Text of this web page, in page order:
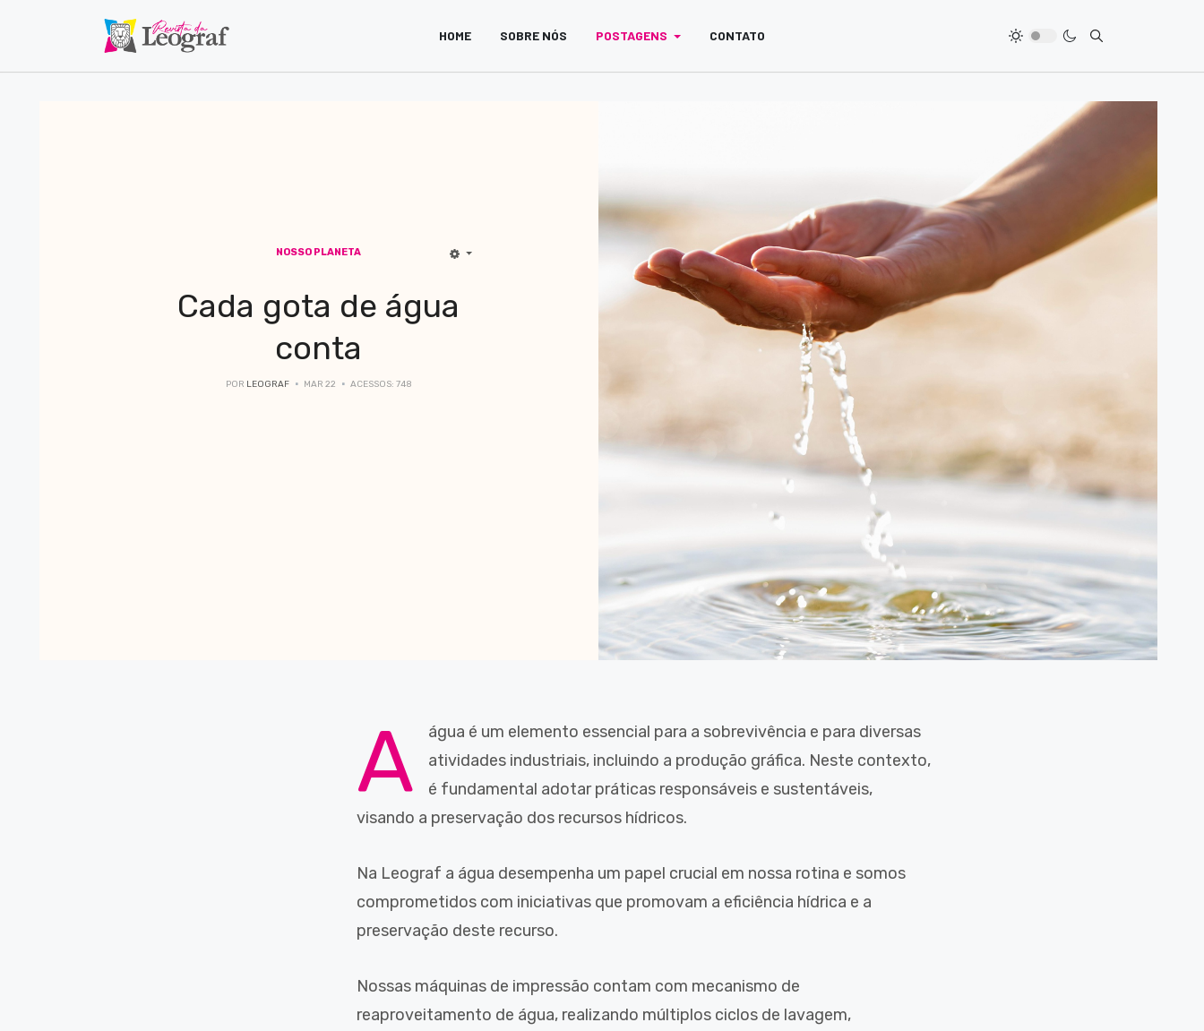
HOME SOBRE NÓS POSTAGENS CONTATO
NOSSO PLANETA
Cada gota de água
conta
POR LEOGRAF MAR 22 ACESSOS: 748
A
água é um elemento essencial para a sobrevivência e para diversas
atividades industriais, incluindo a produção gráfica. Neste contexto,
é fundamental adotar práticas responsáveis e sustentáveis,
visando a preservação dos recursos hídricos.
Na Leograf a água desempenha um papel crucial em nossa rotina e somos
comprometidos com iniciativas que promovam a eficiência hídrica e a
preservação deste recurso.
Nossas máquinas de impressão contam com mecanismo de
reaproveitamento de água, realizando múltiplos ciclos de lavagem,